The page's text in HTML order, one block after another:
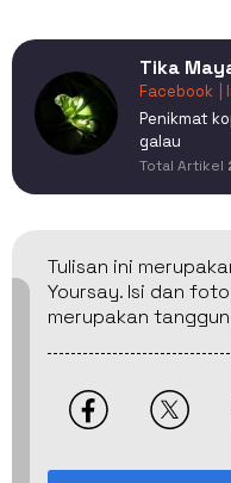
Tika
Facebook
Penikmat
galau
Total Artikel
Tulisan ini
Yoursay. Isi dan
merupakan